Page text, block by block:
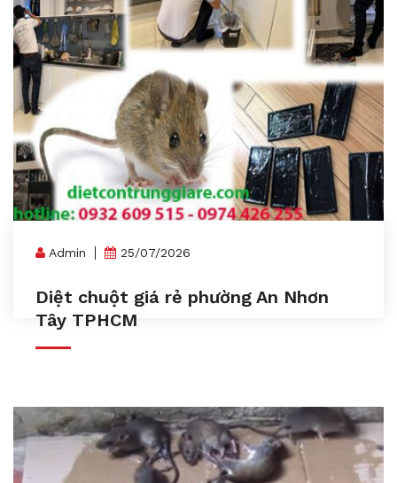
Admin 25/07/2026
Diệt chuột giá rẻ phường An Nhơn
Tây TPHCM